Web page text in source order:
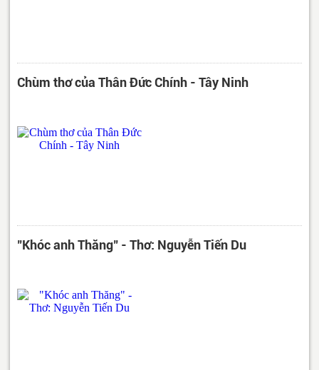
Chùm thơ của Thân Đức Chính - Tây Ninh
"Khóc anh Thăng" - Thơ: Nguyễn Tiến Du